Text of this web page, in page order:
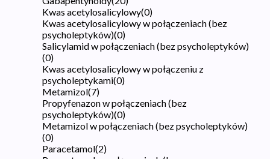
Kwas acetylosalicylowy(0)
Kwas acetylosalicylowy w połączeniach (bez
psycholeptyków)(0)
Salicylamid w połączeniach (bez psycholeptyków)
(0)
Kwas acetylosalicylowy w połączeniu z
psycholeptykami(0)
Metamizol(7)
Propyfenazon w połączeniach (bez
psycholeptyków)(0)
Metamizol w połączeniach (bez psycholeptyków)
(0)
Paracetamol(2)